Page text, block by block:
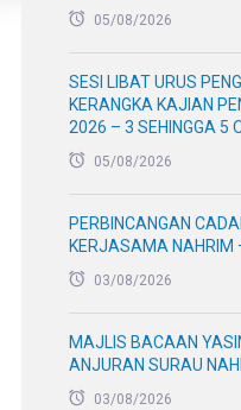
05/08/2026
SESI LIBAT URUS
KERANGKA KAJIAN
2026 – 3 SEHINGGA 5
05/08/2026
PERBINCANGAN
KERJASAMA NAHRIM
03/08/2026
MAJLIS BACAAN
ANJURAN SURAU
03/08/2026